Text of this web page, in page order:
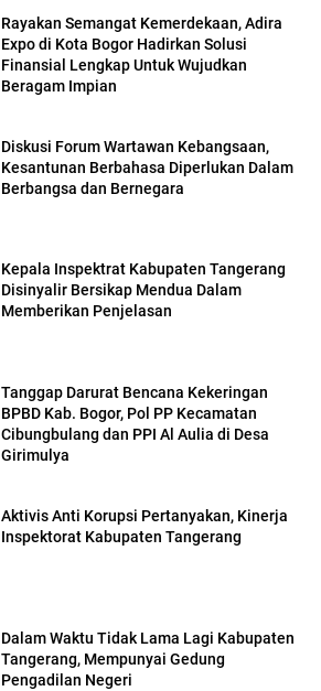
Rayakan Semangat Kemerdekaan, Adira
Expo di Kota Bogor Hadirkan Solusi
Finansial Lengkap Untuk Wujudkan
Beragam Impian
Diskusi Forum Wartawan Kebangsaan,
Kesantunan Berbahasa Diperlukan Dalam
Berbangsa dan Bernegara
Kepala Inspektrat Kabupaten Tangerang
Disinyalir Bersikap Mendua Dalam
Memberikan Penjelasan
Tanggap Darurat Bencana Kekeringan
BPBD Kab. Bogor, Pol PP Kecamatan
Cibungbulang dan PPI Al Aulia di Desa
Girimulya
Aktivis Anti Korupsi Pertanyakan, Kinerja
Inspektorat Kabupaten Tangerang
Dalam Waktu Tidak Lama Lagi Kabupaten
Tangerang, Mempunyai Gedung
Pengadilan Negeri